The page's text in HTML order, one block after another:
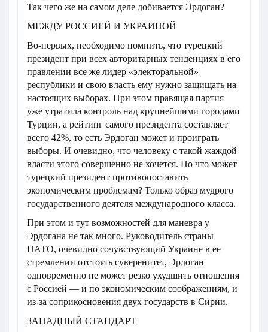
Так чего же на самом деле добивается Эрдоган?
МЕЖДУ РОССИЕЙ И УКРАИНОЙ
Во-первых, необходимо помнить, что турецкий
президент при всех авторитарных тенденциях в его
правлении все же лидер «электоральной»
республики и свою власть ему нужно защищать на
настоящих выборах. При этом правящая партия
уже утратила контроль над крупнейшими городами
Турции, а рейтинг самого президента составляет
всего 42%, то есть Эрдоган может и проиграть
выборы. И очевидно, что человеку с такой жаждой
власти этого совершенно не хочется. Но что может
турецкий президент противопоставить
экономическим проблемам? Только образ мудрого
государственного деятеля международного класса.
При этом и тут возможностей для маневра у
Эрдогана не так много. Руководитель страны
НАТО, очевидно сочувствующий Украине в ее
стремлении отстоять суверенитет, Эрдоган
одновременно не может резко ухудшить отношения
с Россией — и по экономическим соображениям, и
из-за соприкосновения двух государств в Сирии.
ЗАПАДНЫЙ СТАНДАРТ